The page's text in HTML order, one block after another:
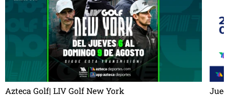
Azteca Golf| LIV Golf New York